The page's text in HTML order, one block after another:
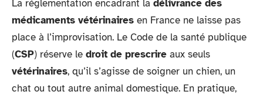
La réglementation encadrant la délivrance des
médicaments vétérinaires en France ne laisse pas
place à l’improvisation. Le Code de la santé publique
(CSP) réserve le droit de prescrire aux seuls
vétérinaires, qu’il s’agisse de soigner un chien, un
chat ou tout autre animal domestique. En pratique,